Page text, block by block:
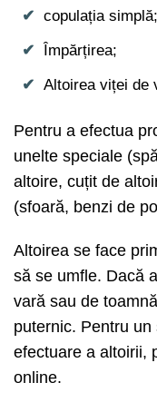
copulația simplă;
Împărțirea;
Altoirea viței de
Pentru a efectua
unelte speciale
altoire, cuțit de
(sfoară, benzi de
Altoirea se face
să se umfle. Dacă
vară sau de
puternic. Pentru
efectuare a altoirii,
online.